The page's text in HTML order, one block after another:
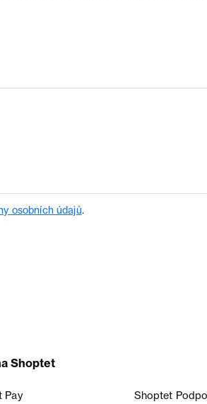
osobních údajů.
Shoptet
Pay Shoptet